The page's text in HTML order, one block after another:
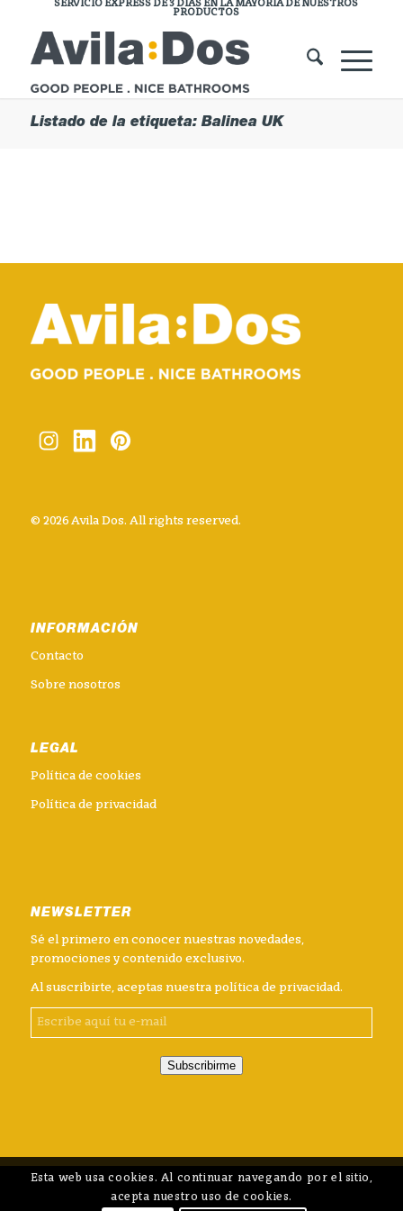
SERVICIO EXPRESS DE 3 DÍAS EN LA MAYORÍA DE NUESTROS
PRODUCTOS
Listado de la etiqueta: Balinea UK
© 2026 Avila Dos. All rights reserved.
INFORMACIÓN
Contacto
Sobre nosotros
LEGAL
Política de cookies
Política de privacidad
NEWSLETTER
Sé el primero en conocer nuestras novedades,
promociones y contenido exclusivo.
Al suscribirte, aceptas nuestra política de privacidad.
Subscribirme
Esta web usa cookies. Al continuar navegando por el sitio,
acepta nuestro uso de cookies.